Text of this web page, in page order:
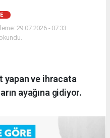
29.07.2026 - 07:33
yapan ve ihracata
ayağına gidiyor.